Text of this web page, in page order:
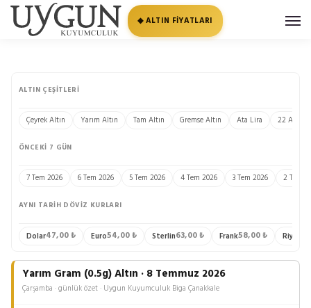
◆ ALTIN FİYATLARI
ALTIN ÇEŞITLERI
Çeyrek Altın Yarım Altın Tam Altın Gremse Altın Ata Lira 22 Ayar
ÖNCEKI 7 GÜN
7 Tem 2026 6 Tem 2026 5 Tem 2026 4 Tem 2026 3 Tem 2026 2 Tem
AYNI TARIH DÖVIZ KURLARI
Dolar47,00 ₺ Euro54,00 ₺ Sterlin63,00 ₺ Frank58,00 ₺ Riyal
Yarım Gram (0.5g) Altın · 8 Temmuz 2026
Çarşamba · günlük özet · Uygun Kuyumculuk Biga Çanakkale